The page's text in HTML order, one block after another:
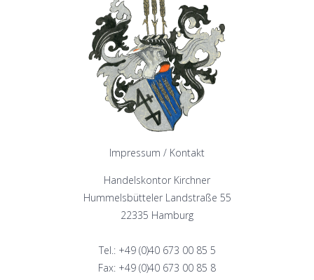
Impressum / Kontakt
Handelskontor Kirchner
Hummelsbütteler Landstraße 55
22335 Hamburg
Tel.: +49 (0)40 673 00 85 5
Fax: +49 (0)40 673 00 85 8